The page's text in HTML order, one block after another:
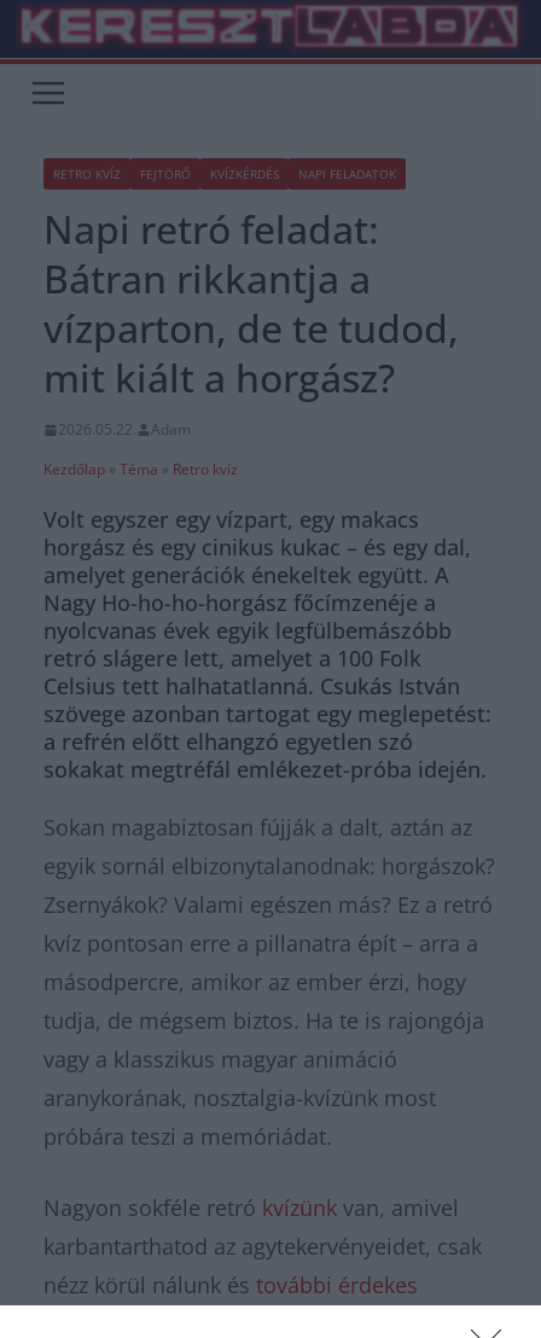
Skip
content
RETRO KVÍZ FEJTÖRŐ KVÍZKÉRDÉS NAPI FELADATOK
Napi retró feladat:
Bátran rikkantja a
vízparton, de te tudod,
mit kiált a horgász?
2026.05.22.
Adam
Kezdőlap » Téma » Retro kvíz
Volt egyszer egy vízpart, egy makacs
horgász és egy cinikus kukac – és egy dal,
amelyet generációk énekeltek együtt. A
Nagy Ho-ho-ho-horgász főcímzenéje a
nyolcvanas évek egyik legfülbemászóbb
retró slágere lett, amelyet a 100 Folk
Celsius tett halhatatlanná. Csukás István
szövege azonban tartogat egy meglepetést:
a refrén előtt elhangzó egyetlen szó
sokakat megtréfál emlékezet-próba idején.
Sokan magabiztosan fújják a dalt, aztán az
egyik sornál elbizonytalanodnak: horgászok?
Zsernyákok? Valami egészen más? Ez a retró
kvíz pontosan erre a pillanatra épít – arra a
másodpercre, amikor az ember érzi, hogy
tudja, de mégsem biztos. Ha te is rajongója
vagy a klasszikus magyar animáció
aranykorának, nosztalgia-kvízünk most
próbára teszi a memóriádat.
Nagyon sokféle retró kvízünk van, amivel
karbantarthatod az agytekervényeidet, csak
nézz körül nálunk és további érdekes